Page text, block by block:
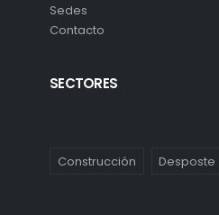
Sedes
Contacto
SECTORES
Construcción Desposte